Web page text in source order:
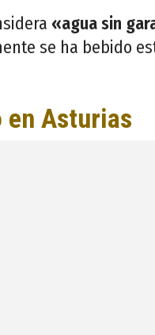
«agua sin
se ha bebido